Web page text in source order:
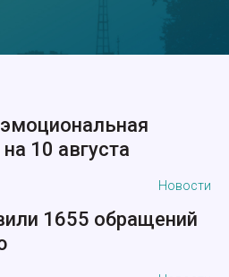
10 августа
Новости
1655 обращений